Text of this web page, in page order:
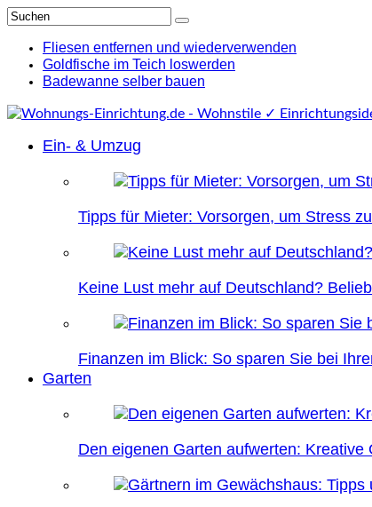
Fliesen entfernen und wiederverwenden
Goldfische im Teich loswerden
Badewanne selber bauen
Ein- & Umzug
Tipps für Mieter: Vorsorgen, um Stress
Keine Lust mehr auf Deutschland?
Finanzen im Blick: So sparen Sie bei
Garten
Den eigenen Garten aufwerten: Kreative